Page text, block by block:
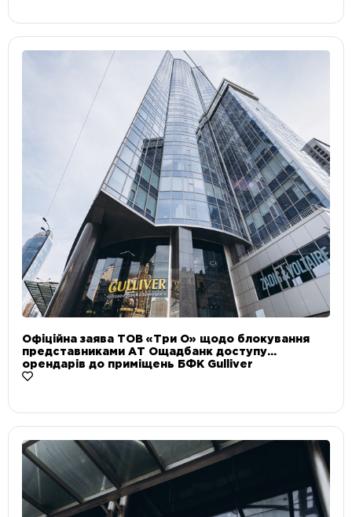
Офіційна заява ТОВ «Три О» щодо блокування
представниками АТ Ощадбанк доступу
орендарів до приміщень БФК Gulliver